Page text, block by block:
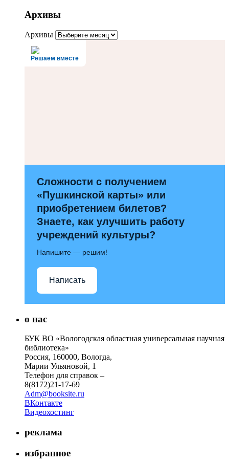
Архивы
Архивы
Решаем вместе
Сложности с получением
«Пушкинской карты» или
приобретением билетов?
Знаете, как улучшить работу
учреждений культуры?
Напишите — решим!
Написать
о нас
БУК ВО «Вологодская областная универсальная научная
библиотека»
Россия, 160000, Вологда,
Марии Ульяновой, 1
Телефон для справок –
8(8172)21-17-69
Adm@booksite.ru
ВКонтакте
Видеохостинг
реклама
избранное